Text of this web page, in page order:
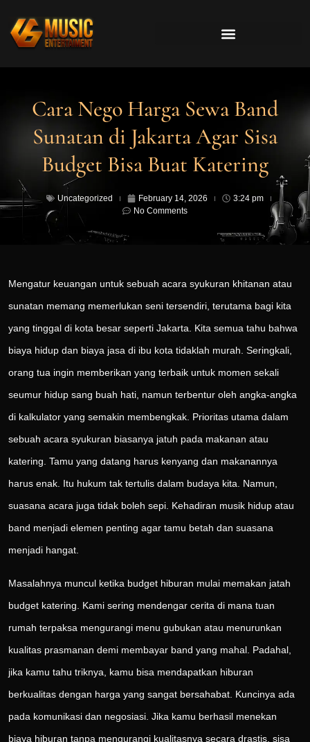
Cara Nego Harga Sewa Band
Sunatan di Jakarta Agar Sisa
Budget Bisa Buat Katering
Uncategorized February 14, 2026
3:24 pm
No Comments
Mengatur keuangan untuk sebuah acara syukuran khitanan atau
sunatan memang memerlukan seni tersendiri, terutama bagi kita
yang tinggal di kota besar seperti Jakarta. Kita semua tahu bahwa
biaya hidup dan biaya jasa di ibu kota tidaklah murah. Seringkali,
orang tua ingin memberikan yang terbaik untuk momen sekali
seumur hidup sang buah hati, namun terbentur oleh angka-angka
di kalkulator yang semakin membengkak. Prioritas utama dalam
sebuah acara syukuran biasanya jatuh pada makanan atau
katering. Tamu yang datang harus kenyang dan makanannya
harus enak. Itu hukum tak tertulis dalam budaya kita. Namun,
suasana acara juga tidak boleh sepi. Kehadiran musik hidup atau
band menjadi elemen penting agar tamu betah dan suasana
menjadi hangat.
Masalahnya muncul ketika budget hiburan mulai memakan jatah
budget katering. Kami sering mendengar cerita di mana tuan
rumah terpaksa mengurangi menu gubukan atau menurunkan
kualitas prasmanan demi membayar band yang mahal. Padahal,
jika kamu tahu triknya, kamu bisa mendapatkan hiburan
berkualitas dengan harga yang sangat bersahabat. Kuncinya ada
pada komunikasi dan negosiasi. Jika kamu berhasil menekan
biaya hiburan tanpa mengurangi kualitasnya secara drastis, sisa